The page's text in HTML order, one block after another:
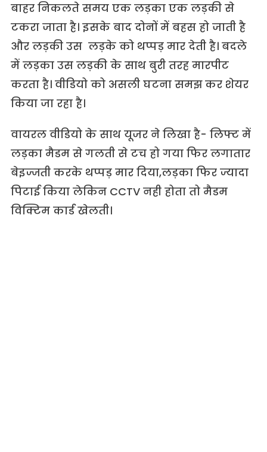
बाहर निकलते समय एक लड़का एक लड़की से
टकरा जाता है। इसके बाद दोनों में बहस हो जाती है
और लड़की उस लड़के को थप्पड़ मार देती है। बदले
में लड़का उस लड़की के साथ बुरी तरह मारपीट
करता है। वीडियो को असली घटना समझ कर शेयर
किया जा रहा है।
वायरल वीडियो के साथ यूजर ने लिखा है- लिफ्ट में
लड़का मैडम से गलती से टच हो गया फिर लगातार
बेइज्जती करके थप्पड़ मार दिया,लड़का फिर ज्यादा
पिटाई किया लेकिन CCTV नही होता तो मैडम
विक्टिम कार्ड खेलती।